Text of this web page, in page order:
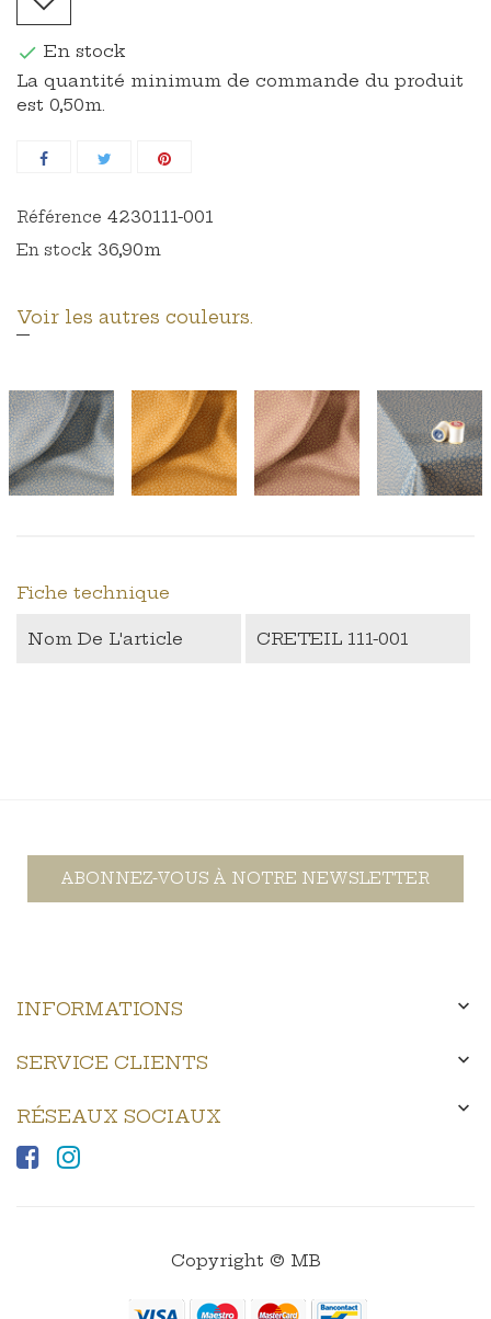
 En stock
La quantité minimum de commande du produit
est 0,50m.
Référence 4230111-001
En stock 36,90m
Voir les autres couleurs.
Fiche technique
Nom De L'article CRETEIL 111-001
ABONNEZ-VOUS À NOTRE NEWSLETTER
INFORMATIONS 
SERVICE CLIENTS 
RÉSEAUX SOCIAUX 
Copyright © MB